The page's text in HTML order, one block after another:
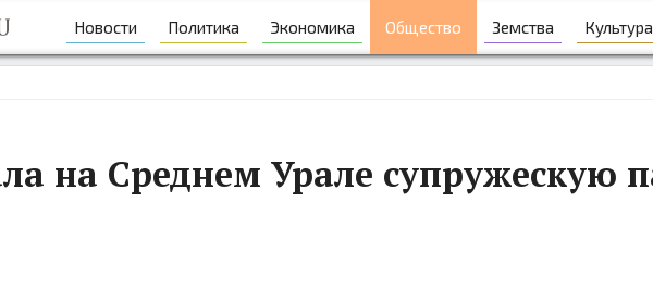
Новости Политика Экономика Общество Земства Культура
на Среднем Урале супружескую